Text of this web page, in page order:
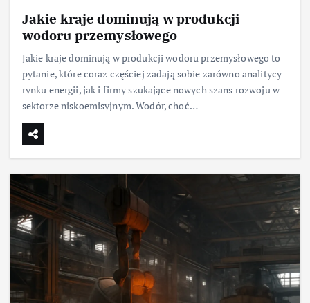
Jakie kraje dominują w produkcji
wodoru przemysłowego
Jakie kraje dominują w produkcji wodoru przemysłowego to
pytanie, które coraz częściej zadają sobie zarówno analitycy
rynku energii, jak i firmy szukające nowych szans rozwoju w
sektorze niskoemisyjnym. Wodór, choć…